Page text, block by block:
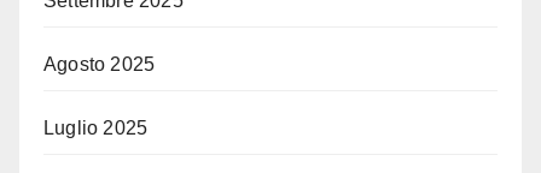
Agosto 2025
Luglio 2025